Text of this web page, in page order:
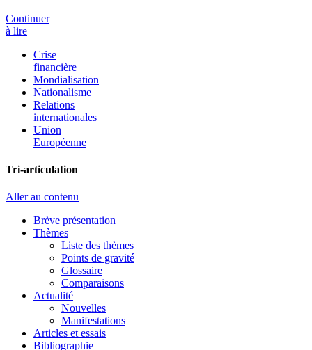
Continuer
à lire
Crise
financière
Mondialisation
Nationalisme
Relations
internationales
Union
Européenne
Tri-articulation
Aller au contenu
Brève présentation
Thèmes
Liste des thèmes
Points de gravité
Glossaire
Comparaisons
Actualité
Nouvelles
Manifestations
Articles et essais
Bibliographie